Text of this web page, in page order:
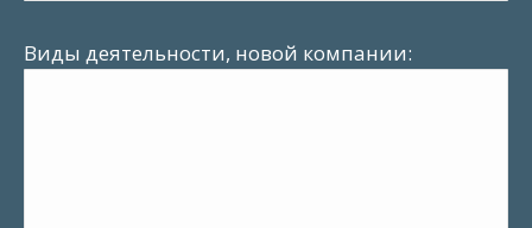
Виды деятельности, новой компании: